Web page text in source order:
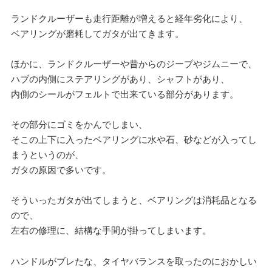
ランドクルーザーも走行距離が増えると経年劣化により、
ベアリングが磨耗してガタが出てきます。
ほかに、ランドクルーザーや昔からのジープやジムニーで、
ハブの内側にステアリングがあり、シャフトがあり、
内側のシールがフェルトで出来ている部分があります。
その部分にゴミをかんでしまい、
そこの上下に入ったベアリングに水や石、砂などが入ってし
まうというのが、
ガタの原因で多いです。
そういったガタが出てしまうと、ベアリングは消耗品となる
ので、
左右の修理に、結構な手間が掛ってしまいます。
ハンドルがブレたな、タイヤバランスを取ったのにおかしい